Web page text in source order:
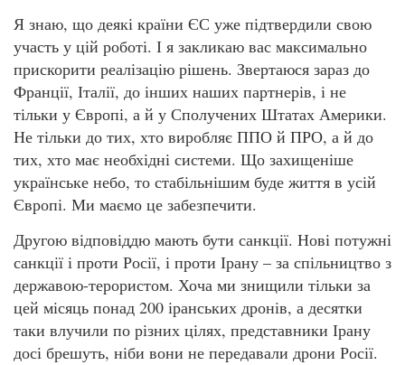
Я знаю, що деякі країни ЄС уже підтвердили свою
участь у цій роботі. І я закликаю вас максимально
прискорити реалізацію рішень. Звертаюся зараз до
Франції, Італії, до інших наших партнерів, і не
тільки у Європі, а й у Сполучених Штатах Америки.
Не тільки до тих, хто виробляє ППО й ПРО, а й до
тих, хто має необхідні системи. Що захищеніше
українське небо, то стабільнішим буде життя в усій
Європі. Ми маємо це забезпечити.
Другою відповіддю мають бути санкції. Нові потужні
санкції і проти Росії, і проти Ірану – за спільництво з
державою-терористом. Хоча ми знищили тільки за
цей місяць понад 200 іранських дронів, а десятки
таки влучили по різних цілях, представники Ірану
досі брешуть, ніби вони не передавали дрони Росії.